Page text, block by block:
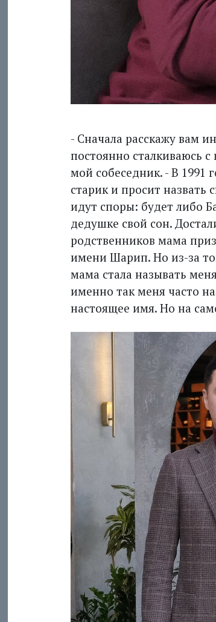
- Сначала расскажу вам
постоянно сталкиваюсь
мой собеседник. - В 1991
старик и просит назвать
идут споры: будет либо
дедушке свой сон.
родственников мама
имени Шарип. Но из-за
мама стала называть
именно так меня часто
настоящее имя. Но на